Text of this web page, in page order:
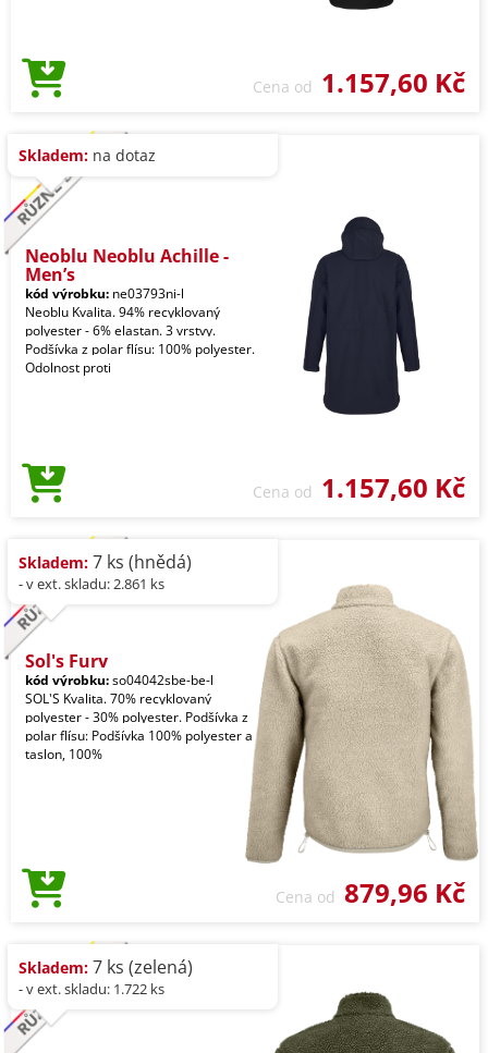
Cena od 1.157,60 Kč
Skladem: na dotaz
Neoblu Neoblu Achille -
Men’s
kód výrobku: ne03793ni-l
Neoblu Kvalita. 94% recyklovaný
polyester - 6% elastan. 3 vrstvy.
Podšívka z polar flísu: 100% polyester.
Odolnost proti
Cena od 1.157,60 Kč
Skladem: 7 ks (hnědá)
- v ext. skladu: 2.861 ks
Sol's Fury
kód výrobku:so04042sbe-be-l
SOL'S Kvalita. 70% recyklovaný
polyester - 30% polyester. Podšívka z
polar flísu: Podšívka 100% polyester a
taslon, 100%
Cena od 879,96 Kč
Skladem: 7 ks (zelená)
- v ext. skladu: 1.722 ks